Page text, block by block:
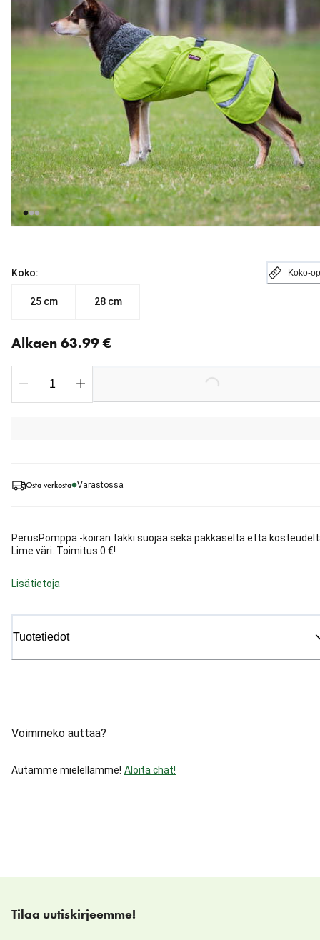
Osta verkosta Varastossa
PerusPomppa -koiran takki suojaa sekä pakkaselta että
Lime väri. Toimitus 0 €!
Lisätietoja
Tuotetiedot
Voimmeko auttaa?
Autamme mielellämme! Aloita chat!
Koko: Koko-
25 cm 28 cm
Alkaen 63.99 €
Loading...
Tilaa uutiskirjeemme!